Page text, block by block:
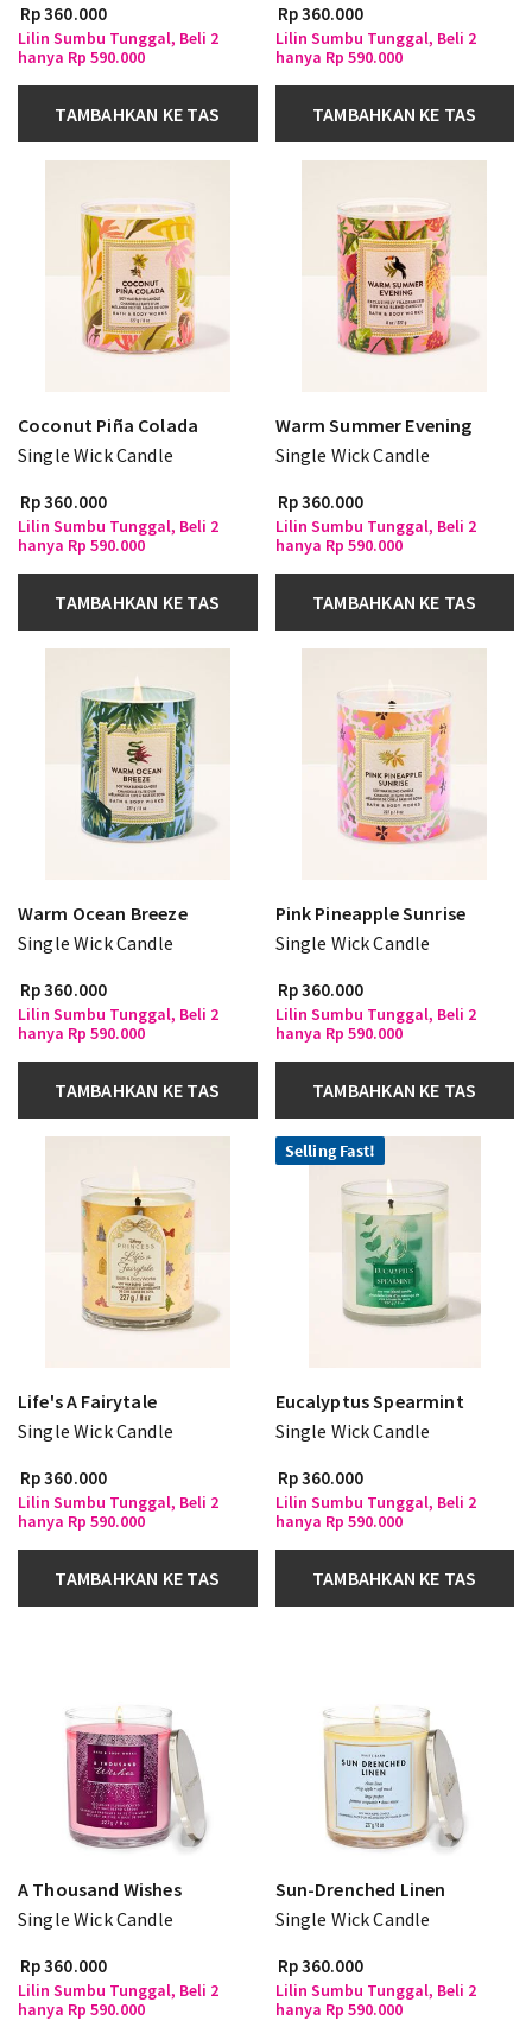
Rp 360.000
Lilin Sumbu Tunggal, Beli 2
hanya Rp 590.000
TAMBAHKAN KE TAS
Rp 360.000
Lilin Sumbu Tunggal, Beli 2
hanya Rp 590.000
TAMBAHKAN KE TAS
Coconut Piña Colada
Single Wick Candle
Rp 360.000
Lilin Sumbu Tunggal, Beli 2
hanya Rp 590.000
TAMBAHKAN KE TAS
Warm Summer Evening
Single Wick Candle
Rp 360.000
Lilin Sumbu Tunggal, Beli 2
hanya Rp 590.000
TAMBAHKAN KE TAS
Warm Ocean Breeze
Single Wick Candle
Rp 360.000
Lilin Sumbu Tunggal, Beli 2
hanya Rp 590.000
TAMBAHKAN KE TAS
Pink Pineapple Sunrise
Single Wick Candle
Rp 360.000
Lilin Sumbu Tunggal, Beli 2
hanya Rp 590.000
TAMBAHKAN KE TAS
Life's A Fairytale
Single Wick Candle
Rp 360.000
Lilin Sumbu Tunggal, Beli 2
hanya Rp 590.000
TAMBAHKAN KE TAS
Selling Fast!
Eucalyptus Spearmint
Single Wick Candle
Rp 360.000
Lilin Sumbu Tunggal, Beli 2
hanya Rp 590.000
TAMBAHKAN KE TAS
A Thousand Wishes
Single Wick Candle
Rp 360.000
Lilin Sumbu Tunggal, Beli 2
hanya Rp 590.000
Sun-Drenched Linen
Single Wick Candle
Rp 360.000
Lilin Sumbu Tunggal, Beli 2
hanya Rp 590.000